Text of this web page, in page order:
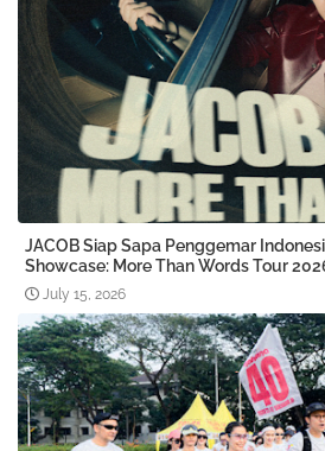
JACOB Siap Sapa Penggemar
Showcase: More Than Words Tour
July 15, 2026